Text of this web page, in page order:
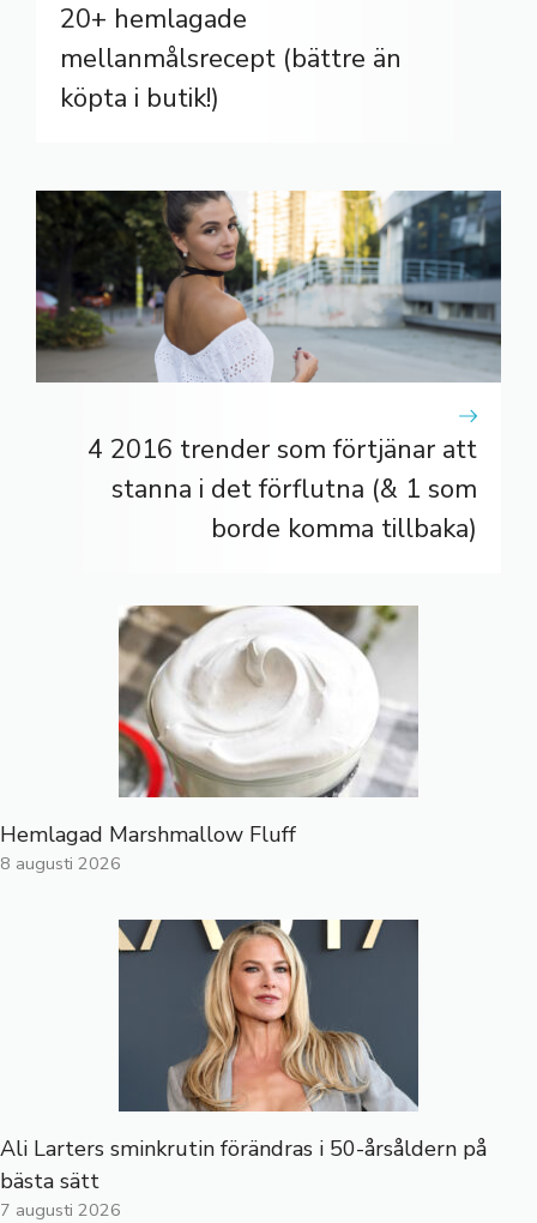
20+ hemlagade
mellanmålsrecept (bättre än
köpta i butik!)
4 2016 trender som förtjänar att
stanna i det förflutna (& 1 som
borde komma tillbaka)
Hemlagad Marshmallow Fluff
8 augusti 2026
Ali Larters sminkrutin förändras i 50-årsåldern på
bästa sätt
7 augusti 2026